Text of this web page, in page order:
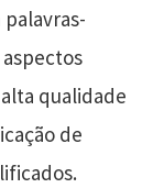
qualidade
de